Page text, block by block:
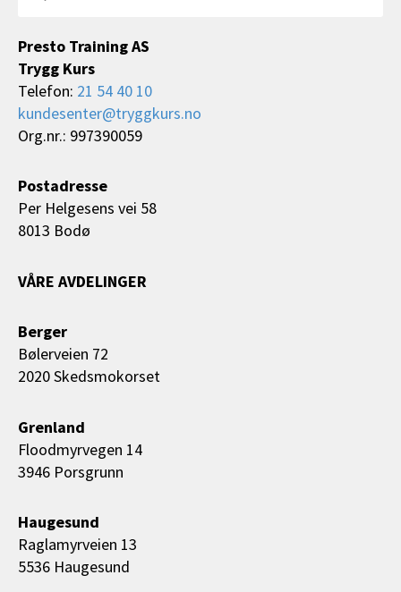
Presto Training AS
Trygg Kurs
Telefon: 21 54 40 10
kundesenter@tryggkurs.no
Org.nr.: 997390059
Postadresse
Per Helgesens vei 58
8013 Bodø
VÅRE AVDELINGER
Berger
Bølerveien 72
2020 Skedsmokorset
Grenland
Floodmyrvegen 14
3946 Porsgrunn
Haugesund
Raglamyrveien 13
5536 Haugesund